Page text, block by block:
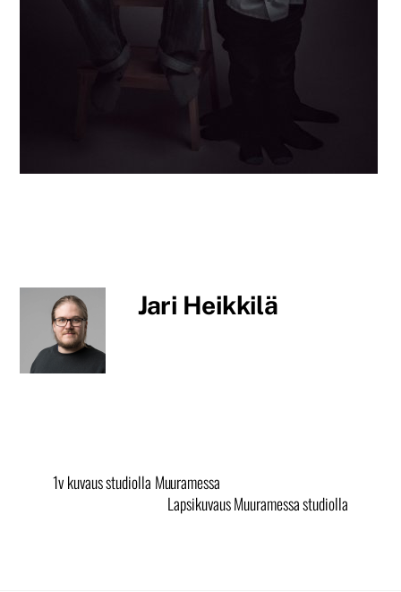
Jari Heikkilä
1v kuvaus studiolla Muuramessa
Lapsikuvaus Muuramessa studiolla